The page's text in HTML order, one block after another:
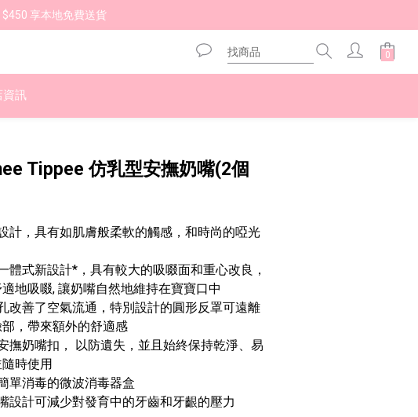
享本地免費送貨
資訊
Tippee 仿乳型安撫奶嘴(2個
計，具有如肌膚般柔軟的觸感，和時尚的啞光
體式新設計*，具有較大的吸啜面和重心改良，
地吸啜, 讓奶嘴自然地維持在寶寶口中
改善了空氣流通，特別設計的圓形反罩可遠離
，帶來額外的舒適感
撫奶嘴扣， 以防遺失，並且始終保持乾淨、易
時使用
單消毒的微波消毒器盒
設計可減少對發育中的牙齒和牙齦的壓力